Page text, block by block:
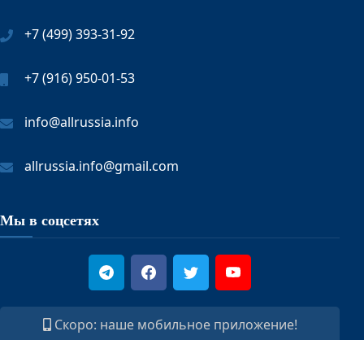
+7 (499) 393-31-92
+7 (916) 950-01-53
info@allrussia.info
allrussia.info@gmail.com
Мы в соцсетях
Скоро: наше мобильное приложение!